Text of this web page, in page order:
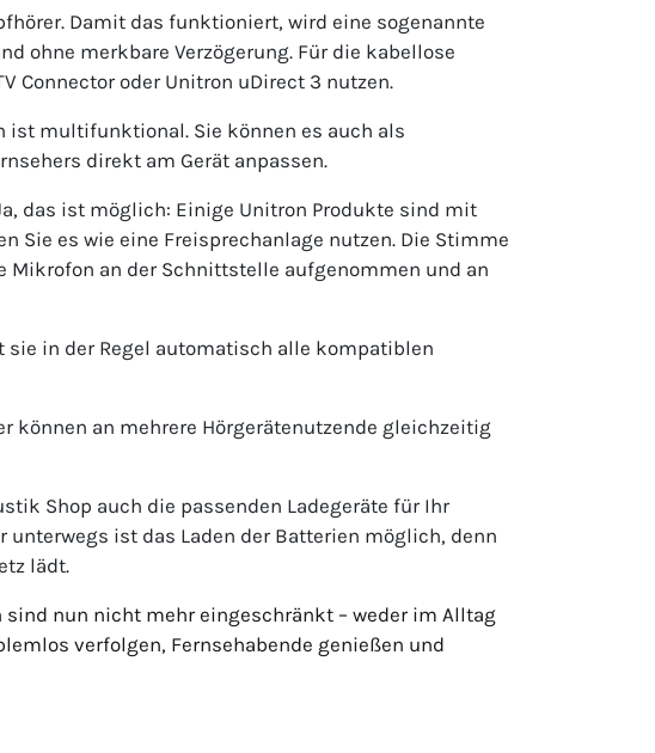
Damit das funktioniert, wird eine sogenannte
ohne merkbare Verzögerung. Für die kabellose
Connector oder Unitron uDirect 3 nutzen.
ist multifunktional. Sie können es auch als
direkt am Gerät anpassen.
das ist möglich: Einige Unitron Produkte sind mit
Sie es wie eine Freisprechanlage nutzen. Die Stimme
an der Schnittstelle aufgenommen und an
in der Regel automatisch alle kompatiblen
können an mehrere Hörgerätenutzende gleichzeitig
Shop auch die passenden Ladegeräte für Ihr
unterwegs ist das Laden der Batterien möglich, denn
lädt.
sind nun nicht mehr eingeschränkt – weder im Alltag
verfolgen, Fernsehabende genießen und